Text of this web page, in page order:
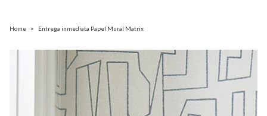
Home > Entrega inmediata Papel Mural Matrix